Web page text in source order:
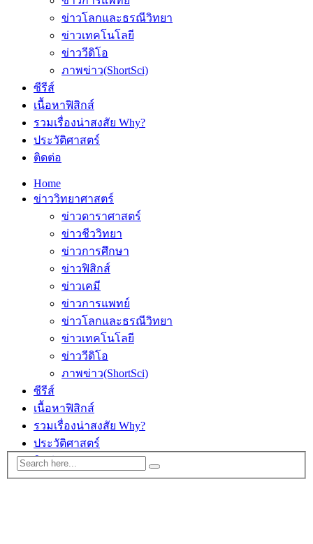
ข่าวโลกและธรณีวิทยา
ข่าวเทคโนโลยี
ข่าววีดิโอ
ภาพข่าว(ShortSci)
ซีรีส์
เนื้อหาฟิสิกส์
รวมเรื่องน่าสงสัย Why?
ประวัติศาสตร์
ติดต่อ
Home
ข่าววิทยาศาสตร์
ข่าวดาราศาสตร์
ข่าวชีววิทยา
ข่าวการศึกษา
ข่าวฟิสิกส์
ข่าวเคมี
ข่าวการแพทย์
ข่าวโลกและธรณีวิทยา
ข่าวเทคโนโลยี
ข่าววีดิโอ
ภาพข่าว(ShortSci)
ซีรีส์
เนื้อหาฟิสิกส์
รวมเรื่องน่าสงสัย Why?
ประวัติศาสตร์
ติดต่อ